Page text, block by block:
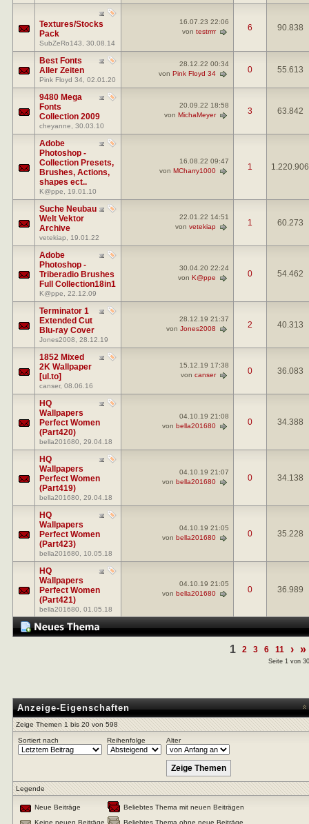
Textures/Stocks
Pack
SubZeRo143 , 30.08.14
16.07.23 22:06
von testrrrr 6 90.838
Best Fonts
Aller Zeiten
Pink Floyd 34 , 02.01.20
28.12.22 00:34
von Pink Floyd 34 0 55.613
9480 Mega
Fonts
Collection 2009
cheyanne , 30.03.10
20.09.22 18:58
von MichaMeyer 3 63.842
Adobe
Photoshop -
Collection Presets,
Brushes, Actions,
shapes ect..
K@ppe , 19.01.10
16.08.22 09:47
von MCharry1000 1 1.220.906
Suche Neubau
Welt Vektor
Archive
vetekiap , 19.01.22
22.01.22 14:51
von vetekiap 1 60.273
Adobe
Photoshop -
Triberadio Brushes
Full Collection18in1
K@ppe , 22.12.09
30.04.20 22:24
von K@ppe 0 54.462
Terminator 1
Extended Cut
Blu-ray Cover
Jones2008 , 28.12.19
28.12.19 21:37
von Jones2008 2 40.313
1852 Mixed
2K Wallpaper
[ul.to]
canser, 08.06.16
15.12.19 17:38
von canser 0 36.083
HQ
Wallpapers
Perfect Women
(Part420)
bella201680 , 29.04.18
04.10.19 21:08
von bella201680 0 34.388
HQ
Wallpapers
Perfect Women
(Part419)
bella201680 , 29.04.18
04.10.19 21:07
von bella201680 0 34.138
HQ
Wallpapers
Perfect Women
(Part423)
bella201680 , 10.05.18
04.10.19 21:05
von bella201680 0 35.228
HQ
Wallpapers
Perfect Women
(Part421)
bella201680 , 01.05.18
04.10.19 21:05
von bella201680 0 36.989
1 2 3 6 11 › »
Seite 1 von 30
Anzeige-Eigenschaften
Zeige Themen 1 bis 20 von 598
Sortiert nach Reihenfolge Alter
Legende
Neue Beiträge
Beliebtes Thema mit neuen Beiträgen
Keine neuen Beiträge
Beliebtes Thema ohne neue Beiträge